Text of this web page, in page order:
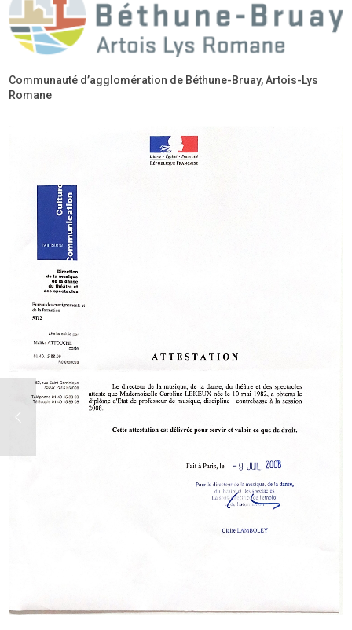
Communauté d’agglomération de Béthune-Bruay, Artois-Lys
Romane